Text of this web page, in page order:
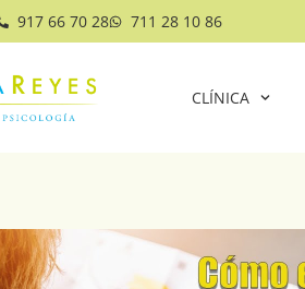
917 66 70 28 711 28 10 86
CLÍNICA